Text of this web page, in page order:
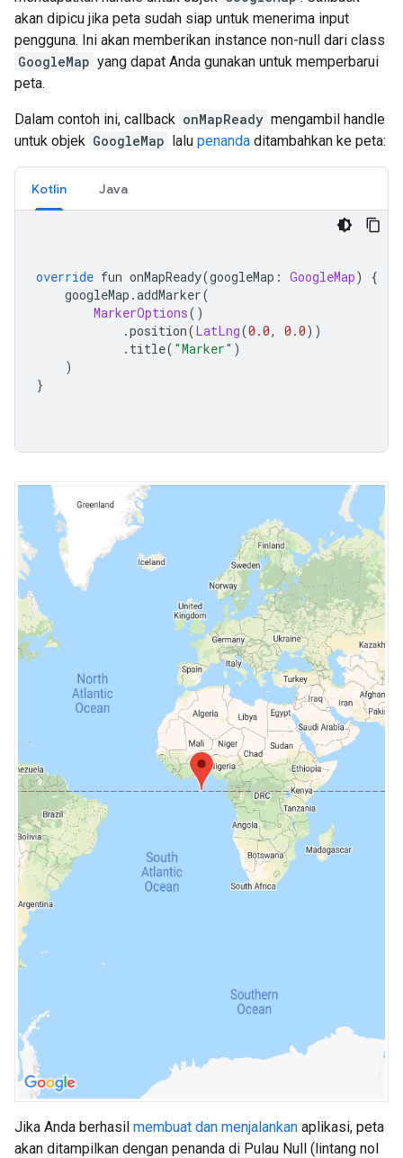
akan dipicu jika peta sudah siap untuk menerima input
pengguna. Ini akan memberikan instance non-null dari class
GoogleMap yang dapat Anda gunakan untuk memperbarui
peta.
Dalam contoh ini, callback onMapReady mengambil handle
untuk objek GoogleMap lalu penanda ditambahkan ke peta:
Kotlin Java
override fun onMapReady(googleMap : GoogleMap)
{
googleMap .addMarker(
MarkerOptions()
.position(LatLng(0.0, 0.0))
. title( "Marker" )
)
}
Jika Anda berhasil membuat dan menjalankan aplikasi, peta
akan ditampilkan dengan penanda di Pulau Null (lintang nol